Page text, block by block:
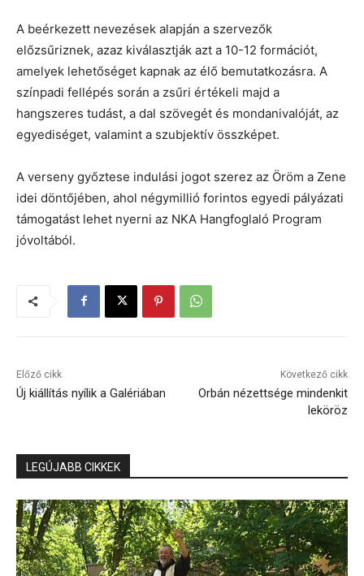
A beérkezett nevezések alapján a szervezők
előzsűriznek, azaz kiválasztják azt a 10-12 formációt,
amelyek lehetőséget kapnak az élő bemutatkozásra. A
színpadi fellépés során a zsűri értékeli majd a
hangszeres tudást, a dal szövegét és mondanivalóját, az
egyediséget, valamint a szubjektív összképet.
A verseny győztese indulási jogot szerez az Öröm a Zene
idei döntőjében, ahol négymillió forintos egyedi pályázati
támogatást lehet nyerni az NKA Hangfoglaló Program
jóvoltából.
Előző cikk
Új kiállítás nyílik a Galériában
Következő cikk
Orbán nézettsége mindenkit
leköröz
LEGÚJABB CIKKEK